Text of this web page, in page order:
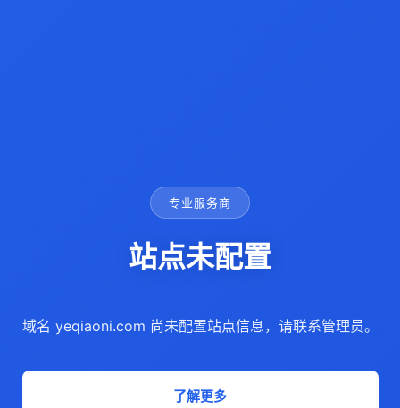
专业服务商
站点未配置
域名 yeqiaoni.com 尚未配置站点信息，请联系管理员。
了解更多